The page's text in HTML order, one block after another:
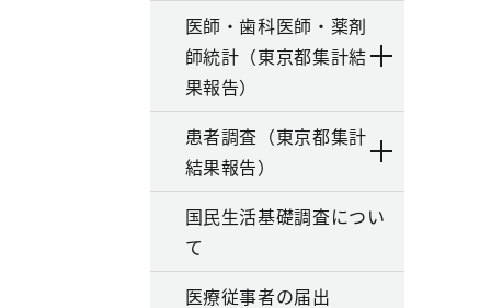
医師・歯科医師・薬剤
師統計（東京都集計結
果報告）
患者調査（東京都集計
結果報告）
国民生活基礎調査につい
て
医療従事者の届出